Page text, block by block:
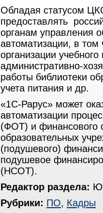
Обладая статусом
предоставлять
органам управления
автоматизации, в том
организации
административно-
работы библиотеки
учета питания и др.
«1С-Рарус» может
автоматизации
(ФОТ) и финансового
образовательных
(подушевого)
подушевое
(НСОТ).
Редактор раздела:
Рубрики: ПО, Кадры